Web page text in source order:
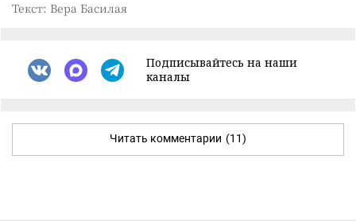
Текст: Вера Басилая
Подписывайтесь на наши
каналы
Читать комментарии (11)